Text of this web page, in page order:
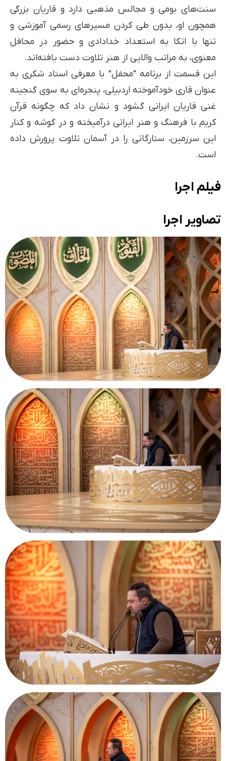
سنت‌های بومی و مجالس مذهبی دارد و قاریان بزرگی
همچون او، بدون طی کردن مسیرهای رسمی آموزشی و
تنها با اتکا به استعداد خدادادی و حضور در محافل
معنوی، به مراتب والایی از هنر تلاوت دست یافته‌اند.
این قسمت از برنامه “محفل” با معرفی استاد شکری به
عنوان قاری خودآموخته اردبیلی، پنجره‌ای به سوی گنجینه
غنی قاریان ایرانی گشود و نشان داد که چگونه قرآن
کریم با فرهنگ و هنر ایرانی درآمیخته و در گوشه و کنار
این سرزمین، ستارگانی را در آسمان تلاوت پرورش داده
است.
فیلم اجرا
تصاویر اجرا